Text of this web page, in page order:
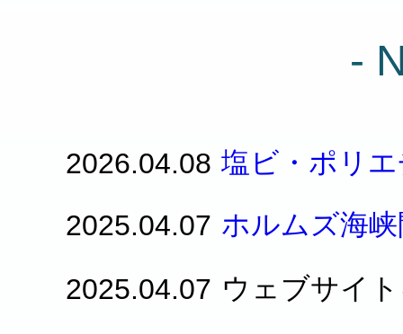
-
2026.04.08 塩ビ・ポリ
2025.04.07 ホルムズ海
2025.04.07 ウェブサイ